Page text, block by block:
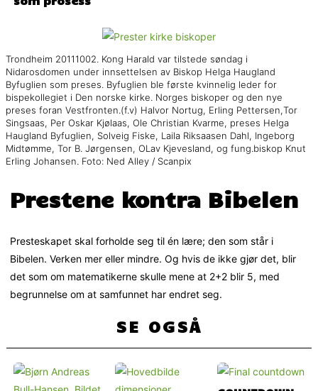
Trondheim 20111002. Kong Harald var tilstede søndag i
Nidarosdomen under innsettelsen av Biskop Helga Haugland
Byfuglien som preses. Byfuglien ble første kvinnelig leder for
bispekollegiet i Den norske kirke. Norges biskoper og den nye
preses foran Vestfronten.(f.v) Halvor Nortug, Erling Pettersen,Tor
Singsaas, Per Oskar Kjølaas, Ole Christian Kvarme, preses Helga
Haugland Byfuglien, Solveig Fiske, Laila Riksaasen Dahl, Ingeborg
Midtømme, Tor B. Jørgensen, OLav Kjevesland, og fung.biskop Knut
Erling Johansen. Foto: Ned Alley / Scanpix
Prestene kontra Bibelen
Presteskapet skal forholde seg til én lære; den som står i
Bibelen. Verken mer eller mindre. Og hvis de ikke gjør det, blir
det som om matematikerne skulle mene at 2+2 blir 5, med
begrunnelse om at samfunnet har endret seg.
SE OGSÅ